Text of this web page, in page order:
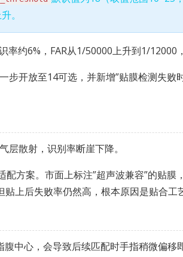
。
约6%，FAR从1/50000上升到1/12000
步开放至14可选，并新增”贴膜检测失败
散射，识别率断崖下降。
方案。市面上标注”超声波兼容”的贴膜
上后失败率仍然高，根本原因是贴合工
中心，会导致后续匹配时手指稍微偏移